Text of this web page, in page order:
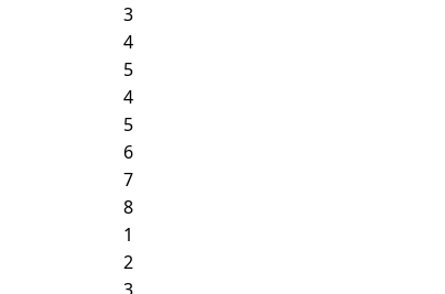
3
4
5
4
5
6
7
8
1
2
3